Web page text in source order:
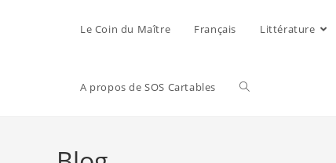
Le Coin du Maître Français Littérature
A propos de SOS Cartables